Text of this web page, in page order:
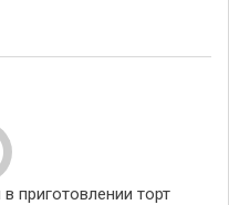
приготовлении торт